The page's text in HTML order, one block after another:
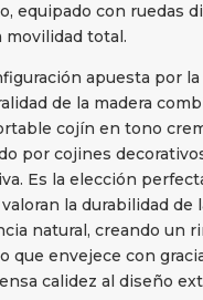
equipado con ruedas
movilidad total.
apuesta por la
de la madera
cojín en tono
por cojines
Es la elección
la durabilidad de
natural, creando un
que envejece con
calidez al diseño